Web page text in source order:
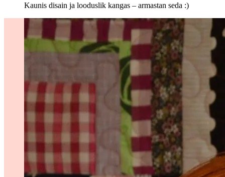
Kaunis disain ja looduslik kangas – armastan seda :)